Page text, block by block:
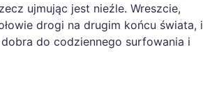
ujmując jest nieźle. Wreszcie,
drogi na drugim końcu świata, i
do codziennego surfowania i